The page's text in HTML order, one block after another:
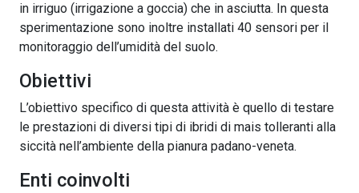
in irriguo (irrigazione a goccia) che in asciutta. In questa
sperimentazione sono inoltre installati 40 sensori per il
monitoraggio dell’umidità del suolo.
Obiettivi
L’obiettivo specifico di questa attività è quello di testare
le prestazioni di diversi tipi di ibridi di mais tolleranti alla
siccità nell’ambiente della pianura padano-veneta.
Enti coinvolti